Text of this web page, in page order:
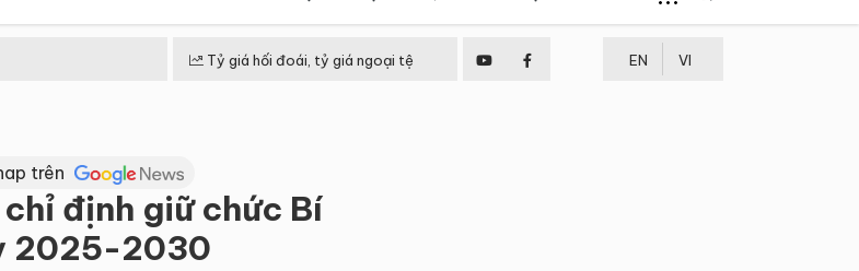
Tỷ giá hối đoái, tỷ giá ngoại tệ EN VI
trên
định giữ chức Bí
2025-2030